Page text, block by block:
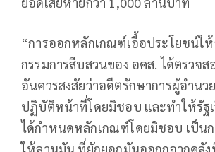
“การออกหลักเกณฑ์เอื้อประโยชน์ใ
กรรมการสืบสวนของ อคส. ได้ตรวจ
อันควรสงสัยว่าอดีตรักษาการผู้อำนว
ปฏิบัติหน้าที่โดยมิชอบ และทำให้รัฐเ
ได้กำหนดหลักเกณฑ์โดยมิชอบ เป็นก
ให้ลานมัน ที่ยักยอกมันออกกจากคลัง